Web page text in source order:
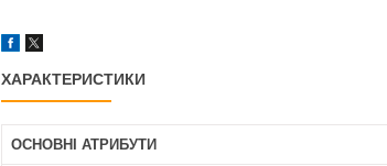
ХАРАКТЕРИСТИКИ
ОСНОВНІ АТРИБУТИ